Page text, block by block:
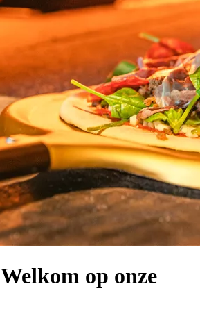
Welkom op onze